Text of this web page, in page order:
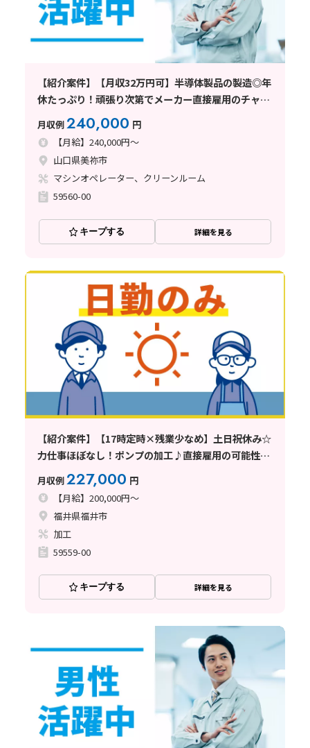
【紹介案件】【月収32万円可】半導体製品の製造◎年
休たっぷり！頑張り次第でメーカー直接雇用のチャン
月収例240,000 円
【月給】240,000円～
山口県美祢市
マシンオペレーター、クリーンルーム
59560-00
キープする 詳細を見る
【紹介案件】【17時定時×残業少なめ】土日祝休み☆
力仕事ほぼなし！ポンプの加工♪直接雇用の可能性あ
月収例227,000 円
【月給】200,000円～
福井県福井市
加工
59559-00
キープする 詳細を見る